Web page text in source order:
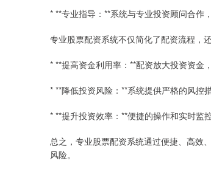
* **专业指导：**系统与专业投资顾问合作
专业股票配资系统不仅简化了配资流程，
* **提高资金利用率：**配资放大投资资金
* **降低投资风险：**系统提供严格的风控
* **提升投资效率：**便捷的操作和实时监
总之，专业股票配资系统通过便捷、高效
风险。